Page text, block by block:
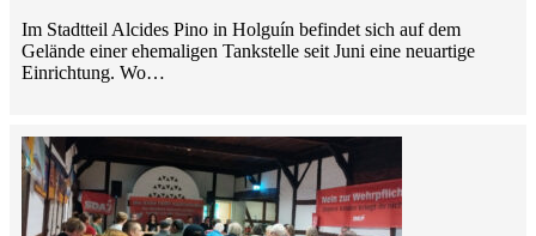
Im Stadtteil Alcides Pino in Holguín befindet sich auf dem
Gelände einer ehemaligen Tankstelle seit Juni eine neuartige
Einrichtung. Wo…